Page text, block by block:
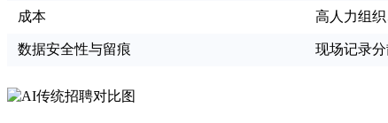
成本 高人力组
数据安全性与留痕 现场记录